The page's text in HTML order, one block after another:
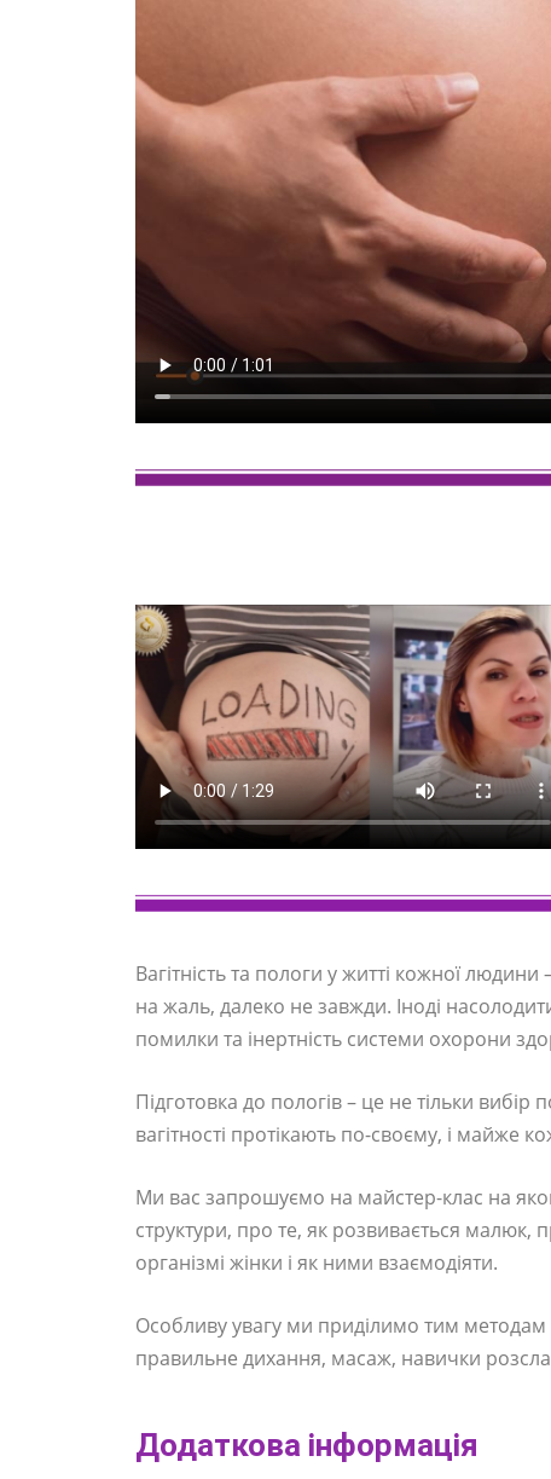
Вагітність та пологи у житті кожної
на жаль, далеко не завжди. Іноді
помилки та інертність системи охорони
Підготовка до пологів – це не тільки
вагітності протікають по-своєму, і майже
Ми вас запрошуємо на майстер-клас на
структури, про те, як розвивається малюк,
організмі жінки і як ними взаємодіяти.
Особливу увагу ми приділимо тим методам
правильне дихання, масаж, навички
Додаткова інформація